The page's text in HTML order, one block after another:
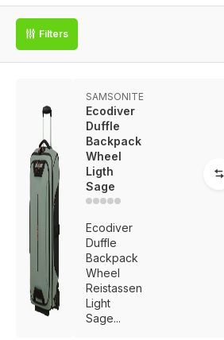
Filters
SAMSONITE
Ecodiver
Duffle
Backpack
Wheel
Ligth
Sage
Ecodiver
Duffle
Backpack
Wheel
Reistassen
Light
Sage...